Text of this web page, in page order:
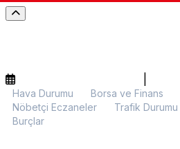
Hava Durumu Borsa ve Finans
Nöbetçi Eczaneler
Trafik Durumu
Burçlar